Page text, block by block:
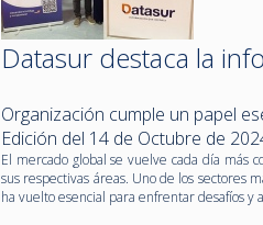
Datasur destaca la
Organización cumple un papel
Edición del 14 de Octubre de
El mercado global se vuelve cada día más
sus respectivas áreas. Uno de los sectores
ha vuelto esencial para enfrentar desafíos y